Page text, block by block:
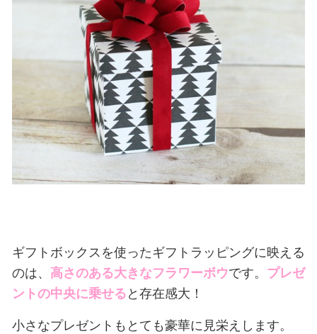
ギフトボックスを使ったギフトラッピングに映える
のは、 高さのある大きなフラワーボウです。 プレゼ
ントの中央に乗せると存在感大！
小さなプレゼントもとても豪華に見栄えします。